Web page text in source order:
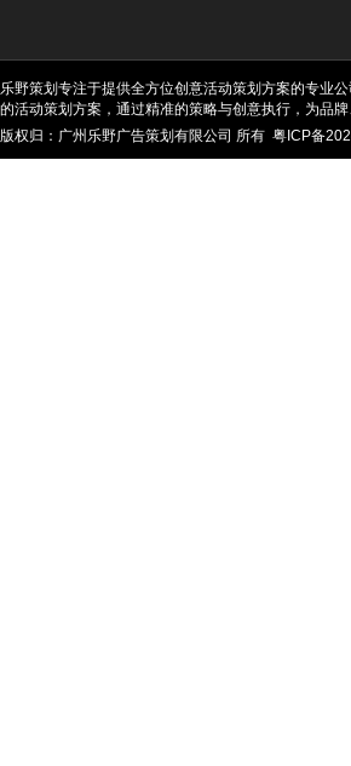
乐野策划专注于提供全方位创意活动策划方案的专业
的活动策划方案，通过精准的策略与创意执行，为品
版权归：广州乐野广告策划有限公司 所有 粤ICP备